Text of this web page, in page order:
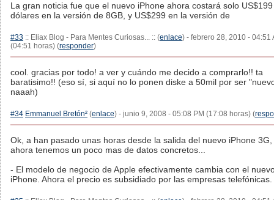
La gran noticia fue que el nuevo iPhone ahora costará solo US$199
dólares en la versión de 8GB, y US$299 en la versión de
#33 :: Eliax Blog - Para Mentes Curiosas... :: (enlace) - febrero 28, 2010 - 04:51
(04:51 horas) (responder)
cool. gracias por todo! a ver y cuándo me decido a comprarlo!! ta
baratisimo!! (eso sí, si aquí no lo ponen diske a 50mil por ser
naaah)
#34 Emmanuel Bretón² (enlace) - junio 9, 2008 - 05:08 PM (17:08 horas) (
Ok, a han pasado unas horas desde la salida del nuevo iPhone 3G,
ahora tenemos un poco mas de datos concretos...
- El modelo de negocio de Apple efectivamente cambia con el
iPhone. Ahora el precio es subsidiado por las empresas telefónicas.